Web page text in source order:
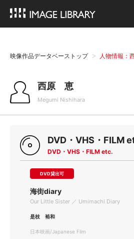
映像作品データベーストップ 人物情報
西原 恵
Megumi Nishihara
DVD・VHS・FILM
DVD・VHS・FILM etc.
DVD貸出可
海街diary
Our Little Sister ／ Umimachi Diary
是枝 裕和
日本映画/Japanese Film